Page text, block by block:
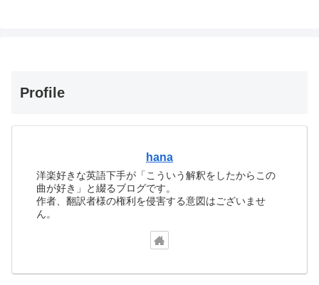
Profile
hana
洋楽好きな英語下手が「こういう解釈をしたからこの
曲が好き」と綴るブログです。
作者、翻訳者様の権利を侵害する意図はございませ
ん。